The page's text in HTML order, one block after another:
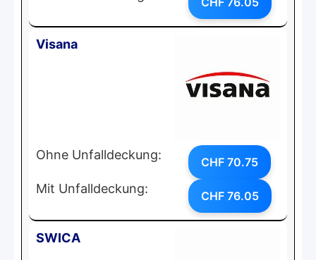
Visana
Ohne Unfalldeckung: CHF 70.75
Mit Unfalldeckung: CHF 76.05
SWICA